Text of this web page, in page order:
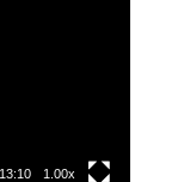
13:10 1.00x